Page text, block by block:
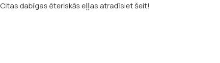
Citas dabīgas ēteriskās eļļas atradīsiet šeit!